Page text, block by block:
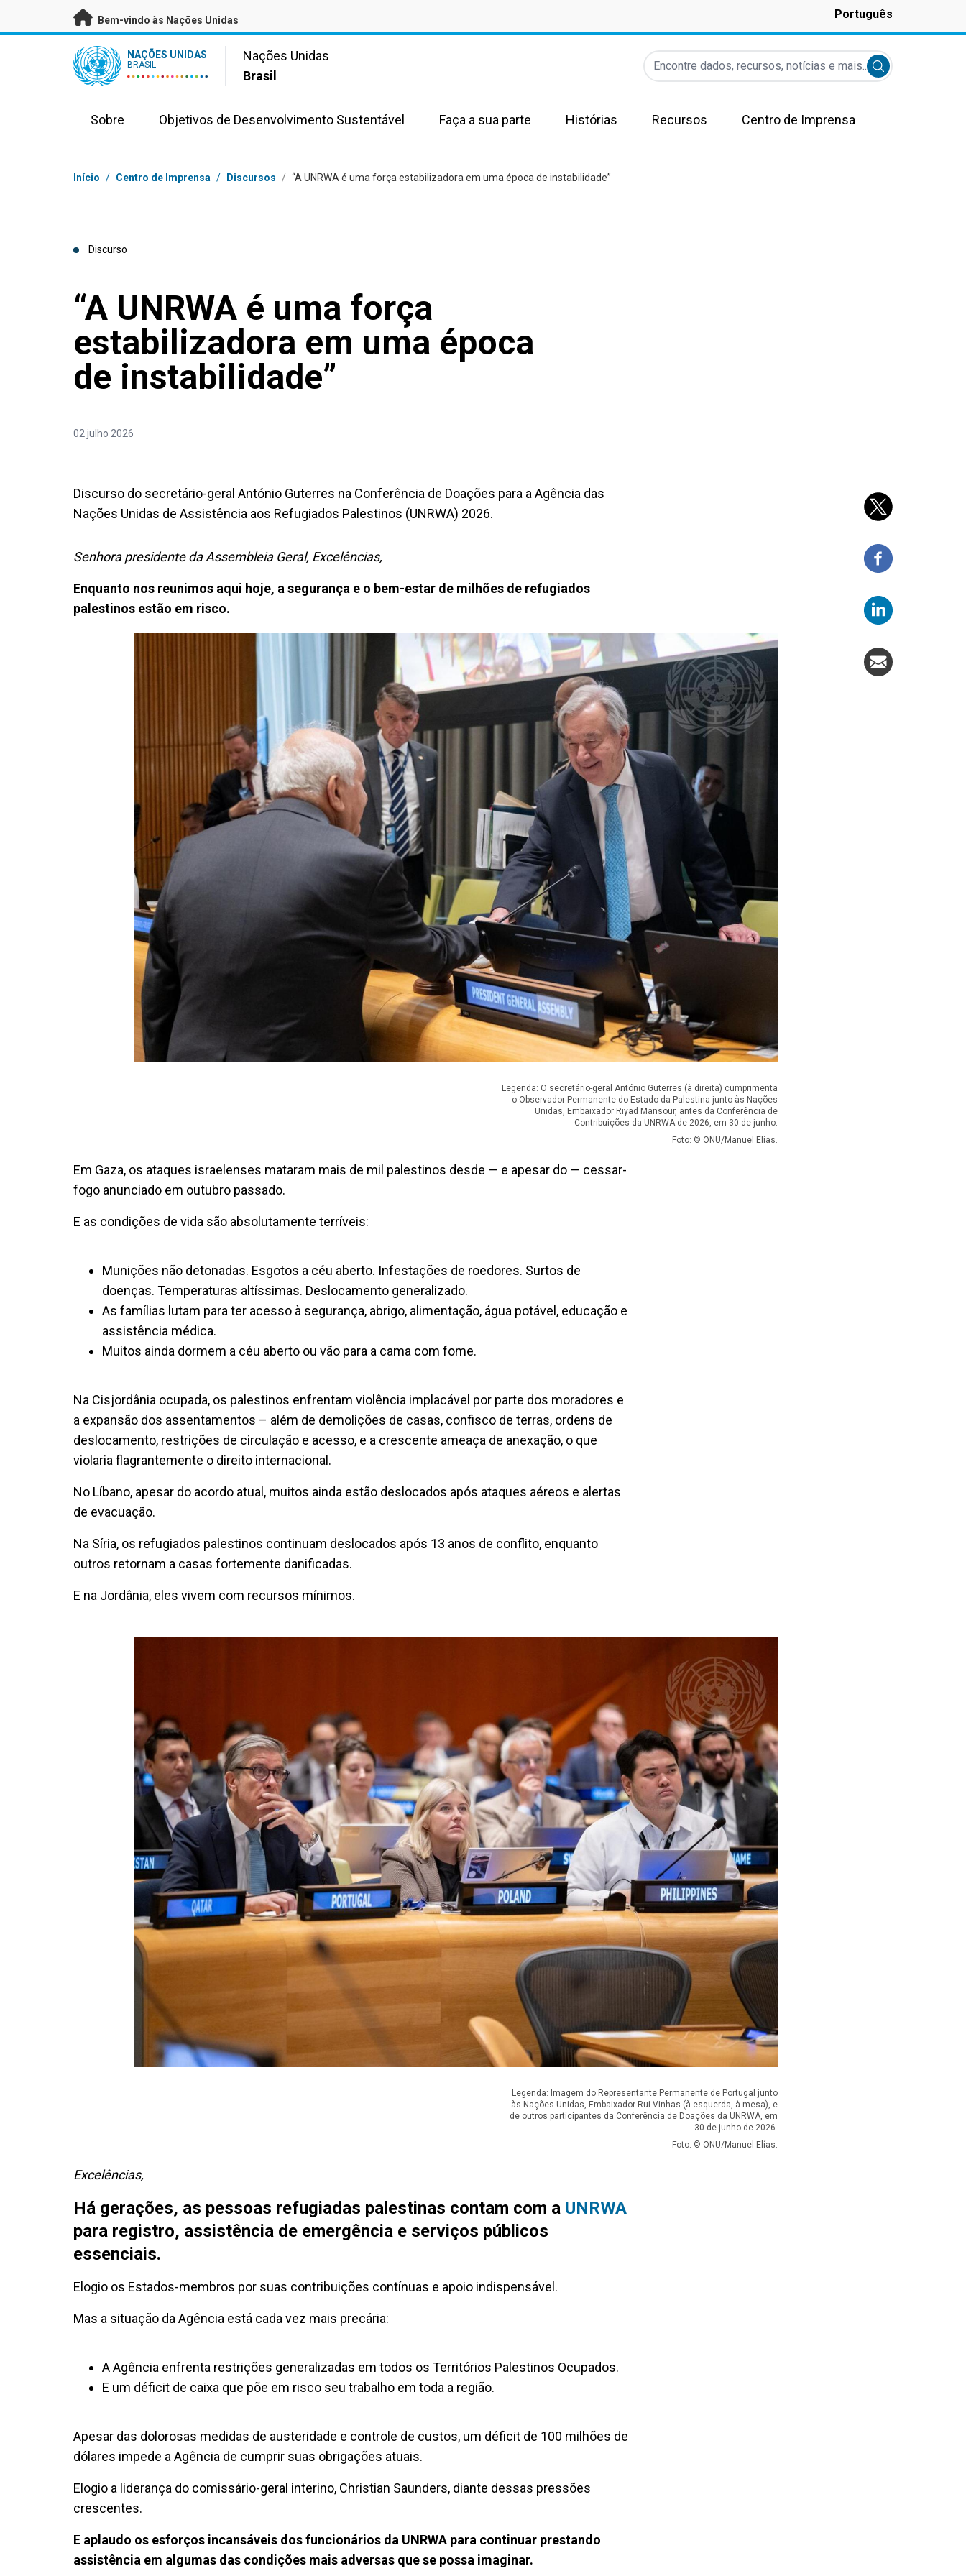
Saltar para conteúdo principal
Bem-vindo às Nações Unidas Português
UN Logo NAÇÕES UNIDAS
BRASIL
Nações Unidas
Brasil
Encontre dados, recursos, notícias e mais...
Submit search
Sobre Objetivos de Desenvolvimento Sustentável Faça a sua parte Histórias Recursos Centro de Imprensa
Navegação
Início / Centro de Imprensa / Discursos / “A UNRWA é uma força estabilizadora em uma época de instabilidade”
Discurso
“A UNRWA é uma força
estabilizadora em uma época
de instabilidade”
02 julho 2026
Discurso do secretário-geral António Guterres na Conferência de Doações para a Agência das
Nações Unidas de Assistência aos Refugiados Palestinos (UNRWA) 2026.
Senhora presidente da Assembleia Geral, Excelências,
Enquanto nos reunimos aqui hoje, a segurança e o bem-estar de milhões de refugiados
palestinos estão em risco.
Legenda: O secretário-geral António Guterres (à direita) cumprimenta
o Observador Permanente do Estado da Palestina junto às Nações
Unidas, Embaixador Riyad Mansour, antes da Conferência de
Contribuições da UNRWA de 2026, em 30 de junho.
Foto: © ONU/Manuel Elías.
Em Gaza, os ataques israelenses mataram mais de mil palestinos desde — e apesar do — cessar-
fogo anunciado em outubro passado.
E as condições de vida são absolutamente terríveis:
Munições não detonadas. Esgotos a céu aberto. Infestações de roedores. Surtos de
doenças. Temperaturas altíssimas. Deslocamento generalizado.
As famílias lutam para ter acesso à segurança, abrigo, alimentação, água potável, educação e
assistência médica.
Muitos ainda dormem a céu aberto ou vão para a cama com fome.
Na Cisjordânia ocupada, os palestinos enfrentam violência implacável por parte dos moradores e
a expansão dos assentamentos – além de demolições de casas, confisco de terras, ordens de
deslocamento, restrições de circulação e acesso, e a crescente ameaça de anexação, o que
violaria flagrantemente o direito internacional.
No Líbano, apesar do acordo atual, muitos ainda estão deslocados após ataques aéreos e alertas
de evacuação.
Na Síria, os refugiados palestinos continuam deslocados após 13 anos de conflito, enquanto
outros retornam a casas fortemente danificadas.
E na Jordânia, eles vivem com recursos mínimos.
Legenda: Imagem do Representante Permanente de Portugal junto
às Nações Unidas, Embaixador Rui Vinhas (à esquerda, à mesa), e
de outros participantes da Conferência de Doações da UNRWA, em
30 de junho de 2026.
Foto: © ONU/Manuel Elías.
Excelências,
Há gerações, as pessoas refugiadas palestinas contam com a UNRWA
para registro, assistência de emergência e serviços públicos
essenciais.
Elogio os Estados-membros por suas contribuições contínuas e apoio indispensável.
Mas a situação da Agência está cada vez mais precária:
A Agência enfrenta restrições generalizadas em todos os Territórios Palestinos Ocupados.
E um déficit de caixa que põe em risco seu trabalho em toda a região.
Apesar das dolorosas medidas de austeridade e controle de custos, um déficit de 100 milhões de
dólares impede a Agência de cumprir suas obrigações atuais.
Elogio a liderança do comissário-geral interino, Christian Saunders, diante dessas pressões
crescentes.
E aplaudo os esforços incansáveis dos funcionários da UNRWA para continuar prestando
assistência em algumas das condições mais adversas que se possa imaginar.